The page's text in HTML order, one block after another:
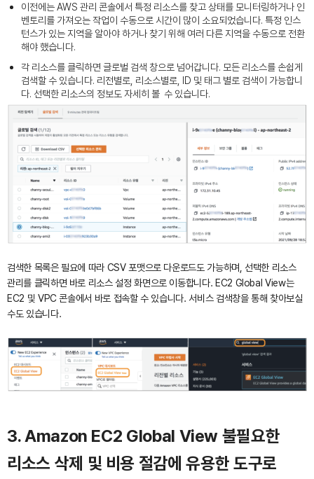
이전에는 AWS 관리 콘솔에서 특정 리소스를 찾고 상태를 모니터링하거나 인
벤토리를 가져오는 작업이 수동으로 시간이 많이 소요되었습니다. 특정 인스
턴스가 있는 지역을 알아야 하거나 찾기 위해 여러 다른 지역을 수동으로 전환
해야 했습니다.
각 리소스를 클릭하면 글로벌 검색 창으로 넘어갑니다. 모든 리소스를 손쉽게
검색할 수 있습니다. 리전별로, 리소스별로, ID 및 태그 별로 검색이 가능합니
다. 선택한 리소스의 정보도 자세히 볼 수 있습니다.
검색한 목록은 필요에 따라 CSV 포맷으로 다운로드도 가능하며, 선택한 리소스
관리를 클릭하면 바로 리소스 설정 화면으로 이동합니다. EC2 Global View는
EC2 및 VPC 콘솔에서 바로 접속할 수 있습니다. 서비스 검색창을 통해 찾아보실
수도 있습니다.
3. Amazon EC2 Global View 불필요한
리소스 삭제 및 비용 절감에 유용한 도구로